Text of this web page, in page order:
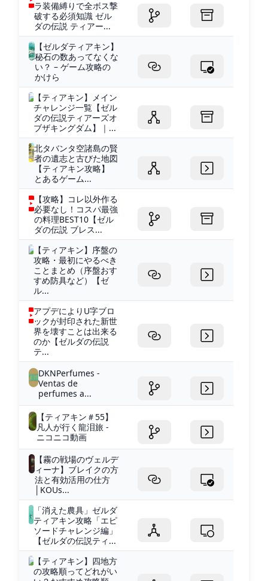
ラ装備縛りで全ボス撃
破する必須知識 ゼル
ダの伝説 ティアー...
【ゼルダティアキン】
秘石の数あってなくな
い？ – ゲーム攻略の
かけら
【ティアキン】メイン
チャレンジ一覧【ゼル
ダの伝説ティアーズオ
ブザキングダム】｜...
北タバンタ空諸島の賢
者の遺志と古びた地図
【ティアキン攻略】
とあるゲーム...
【攻略】コレ以外作る
必要なし！コスパ最強
の料理BEST10【ゼル
ダの伝説 ブレス...
【ティアキン】序盤の
攻略・最初にやるべき
ことまとめ（序盤おす
すめ防具など）【ゼ
ル...
アプデによりU字ブロ
ックが封印された新世
界を壊すことは出来る
のか【ゼルダの伝説
テ...
DKNPerfumes -
Ventas de
perfumes a...
【ティアキン＃55】
凡人が行く龍泪旅 -
ニコニコ動画
【霧の戦場のヴェルデ
ィーナ】ブレイクの方
法と有効活用の仕方
│KOUs...
「消えた農具」ゼルダ
ティアキン攻略「エピ
ソードチャレンジ編」
【ゼルダの伝説ティ...
【ティアキン】四地方
の攻略順ってどれがい